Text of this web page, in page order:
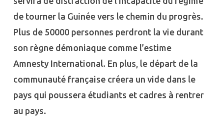
de tourner la Guinée vers le chemin du progrès.
Plus de 50000 personnes perdront la vie durant
son règne démoniaque comme l’estime
Amnesty International. En plus, le départ de la
communauté française créera un vide dans le
pays qui poussera étudiants et cadres à rentrer
au pays.